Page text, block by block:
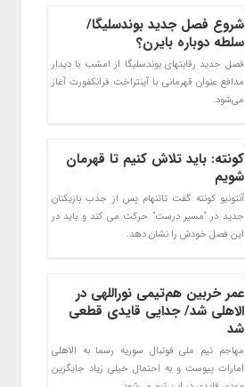
شروع فصل جدید بوندسلیگا/
سلطه دوباره بایرن؟
فصل جدید رقابتهای بوندسلیگا از امشب با دیدار
مدافع عنوان قهرمانی با آینتراخت فرانکفورت آغاز
می‌شود.
کونته: باید تلاش کنیم تا قهرمان
شویم
آنتونیو کونته گفت تاتنهام پس از جذب بازیکنان
جدید در “مسیر درست” حرکت می کند و باید در
این فصل خودش را نشان دهد.
عمر خربین هم‌تیمی نوراللهی در
الاهلی شد/ جدایی قایدی قطعی
شد
مهاجم تیم ملی فوتبال سوریه رسما به الاهلی
امارات پیوست و به احتمال خیلی زیاد جایگزین